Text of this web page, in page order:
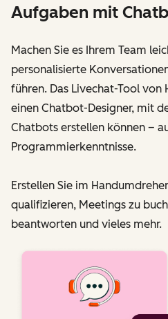
Aufgaben mit
Machen Sie es Ihrem Team
personalisierte
führen. Das Livechat-Tool
einen Chatbot-Designer, mit
Chatbots erstellen können –
Programmierkenntnisse.
Erstellen Sie im
qualifizieren, Meetings zu
beantworten und vieles mehr.